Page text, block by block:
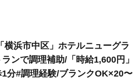
横浜市中区」ホテルニューグラ
ンで調理補助/「時給1,600円」
分#調理経験/ブランクOK×20〜